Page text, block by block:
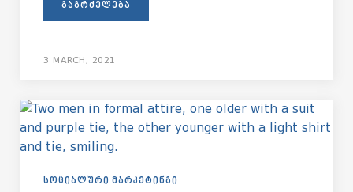
ᲒᲐᲒᲠᲫᲔᲚᲔᲑᲐ
3 MARCH, 2021
ᲡᲝᲪᲘᲐᲚᲣᲠᲘ ᲛᲐᲠᲙᲔᲢᲘᲜᲒᲘ